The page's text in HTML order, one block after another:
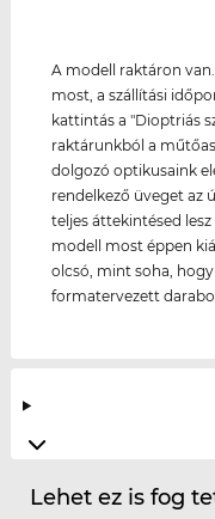
A modell raktáron
most, a szállítási
kattintás a "Dioptriás
raktárunkból a
dolgozó optikusaink
rendelkező üveget az
teljes áttekintésed
modell most éppen
olcsó, mint soha,
formatervezett
Lehet ez is fog